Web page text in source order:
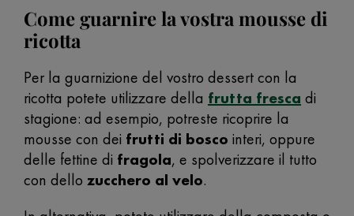
Come guarnire la vostra mousse di
ricotta
Per la guarnizione del vostro dessert con la
ricotta potete utilizzare della frutta fresca di
stagione: ad esempio, potreste ricoprire la
mousse con dei frutti di bosco interi, oppure
delle fettine di fragola, e spolverizzare il tutto
con dello zucchero al velo.